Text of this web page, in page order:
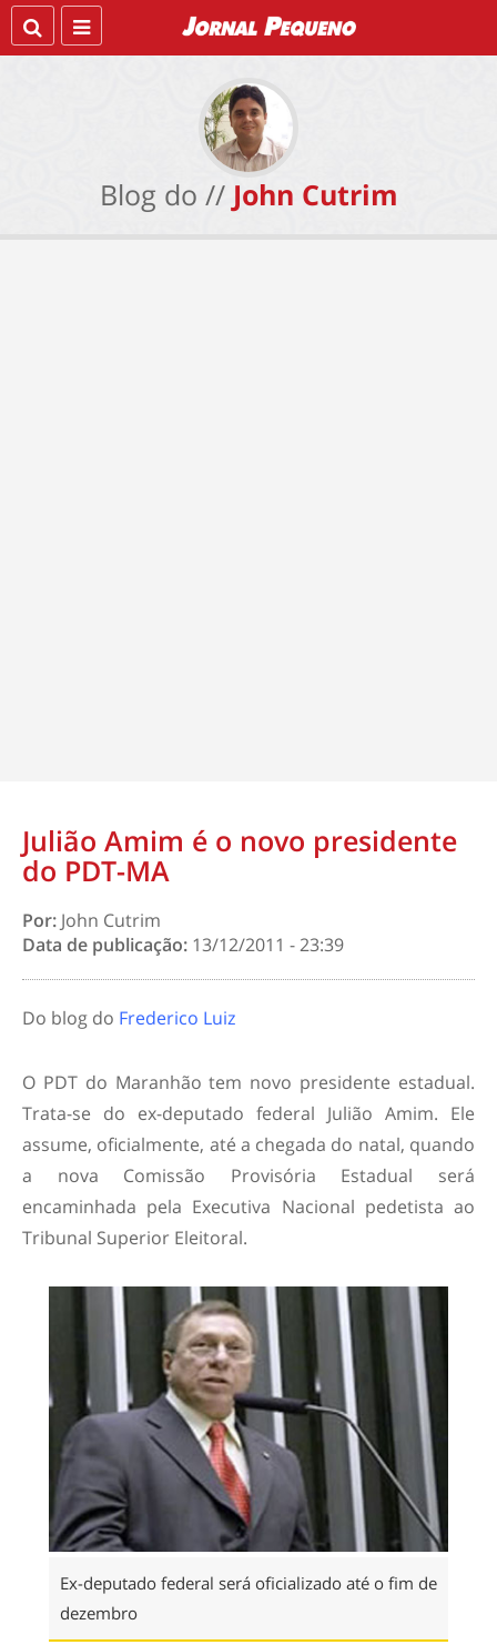
Blog do // John Cutrim
Julião Amim é o novo presidente
do PDT-MA
Por: John Cutrim
Data de publicação: 13/12/2011 - 23:39
Do blog do Frederico Luiz
O PDT do Maranhão tem novo presidente estadual.
Trata-se do ex-deputado federal Julião Amim. Ele
assume, oficialmente, até a chegada do natal, quando
a nova Comissão Provisória Estadual será
encaminhada pela Executiva Nacional pedetista ao
Tribunal Superior Eleitoral.
Ex-deputado federal será oficializado até o fim de
dezembro